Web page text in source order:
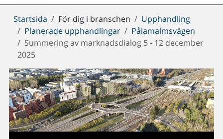
Du
är
här:
Startsida För dig i branschen
Upphandling
Planerade upphandlingar
Pålamalmsvägen
Summering av marknadsdialog 5 - 12 december
2025